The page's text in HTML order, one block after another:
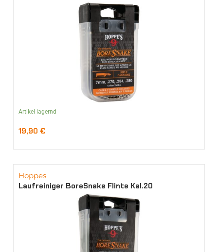
Artikel lagernd
19,90 €
Hoppes
Laufreiniger BoreSnake Flinte Kal.20